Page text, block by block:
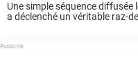
Une simple séquence diffusée
a déclenché un véritable raz-